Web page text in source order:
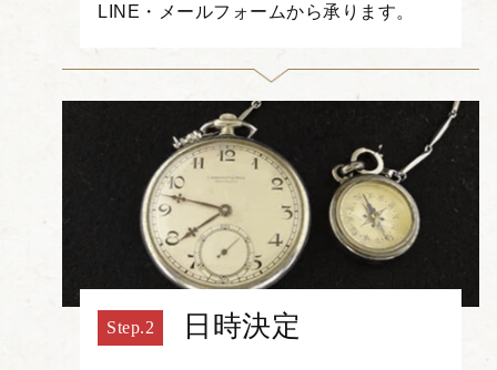
LINE・メールフォームから承ります。
日時決定